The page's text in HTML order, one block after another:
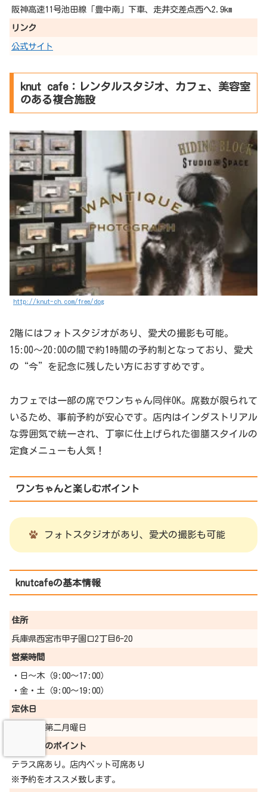
阪神高速11号池田線「豊中南」下車、走井交差点西へ2.9km
リンク
公式サイト
knut cafe：レンタルスタジオ、カフェ、美容室
のある複合施設
http://knut-ch.com/free/dog
2階にはフォトスタジオがあり、愛犬の撮影も可能。
15:00〜20:00の間で約1時間の予約制となっており、愛犬
の“今”を記念に残したい方におすすめです。
カフェでは一部の席でワンちゃん同伴OK。席数が限られて
いるため、事前予約が安心です。店内はインダストリアル
な雰囲気で統一され、丁寧に仕上げられた御膳スタイルの
定食メニューも人気！
ワンちゃんと楽しむポイント
フォトスタジオがあり、愛犬の撮影も可能
knutcafeの基本情報
住所
兵庫県西宮市甲子園口2丁目6-20
営業時間
・日〜木（9:00〜17:00）
・金・土（9:00〜19:00）
定休日
火曜日、第二月曜日
愛犬同伴のポイント
テラス席あり。店内ペット可席あり
※予約をオススメ致します。